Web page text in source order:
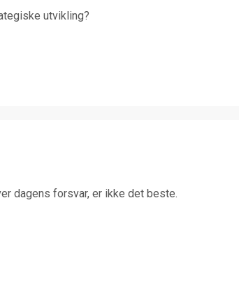
utvikling?
dagens forsvar, er ikke det beste.